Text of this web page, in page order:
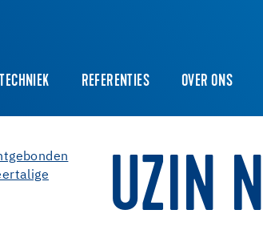
TECHNIEK REFERENTIES OVER ONS
UZIN